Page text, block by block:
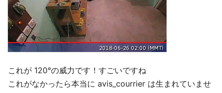
これが 120°の威力です！すごいですね
これがなかったら本当に avis_courrier は生まれていませ